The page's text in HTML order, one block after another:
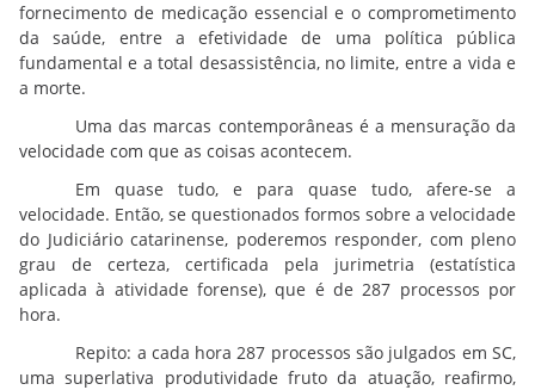
fornecimento de medicação essencial e o comprometimento
da saúde, entre a efetividade de uma política pública
fundamental e a total desassistência, no limite, entre a vida e
a morte.
Uma das marcas contemporâneas é a mensuração da
velocidade com que as coisas acontecem.
Em quase tudo, e para quase tudo, afere-se a
velocidade. Então, se questionados formos sobre a velocidade
do Judiciário catarinense, poderemos responder, com pleno
grau de certeza, certificada pela jurimetria (estatística
aplicada à atividade forense), que é de 287 processos por
hora.
Repito: a cada hora 287 processos são julgados em SC,
uma superlativa produtividade fruto da atuação, reafirmo,